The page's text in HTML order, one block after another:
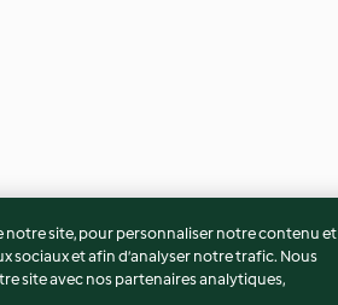
site, pour personnaliser notre contenu et
sociaux et afin d’analyser notre trafic. Nous
site avec nos partenaires analytiques,